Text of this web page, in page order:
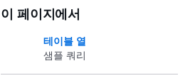
이 페이지에서
테이블 열
샘플 쿼리